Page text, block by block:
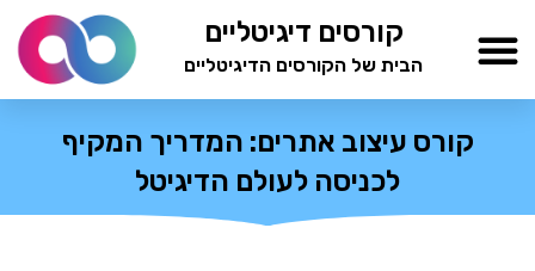
לתוכן
קורסים דיגיטליים
הבית של הקורסים הדיגיטליים
קורס עיצוב אתרים: המדריך המקיף
לכניסה לעולם הדיגיטל